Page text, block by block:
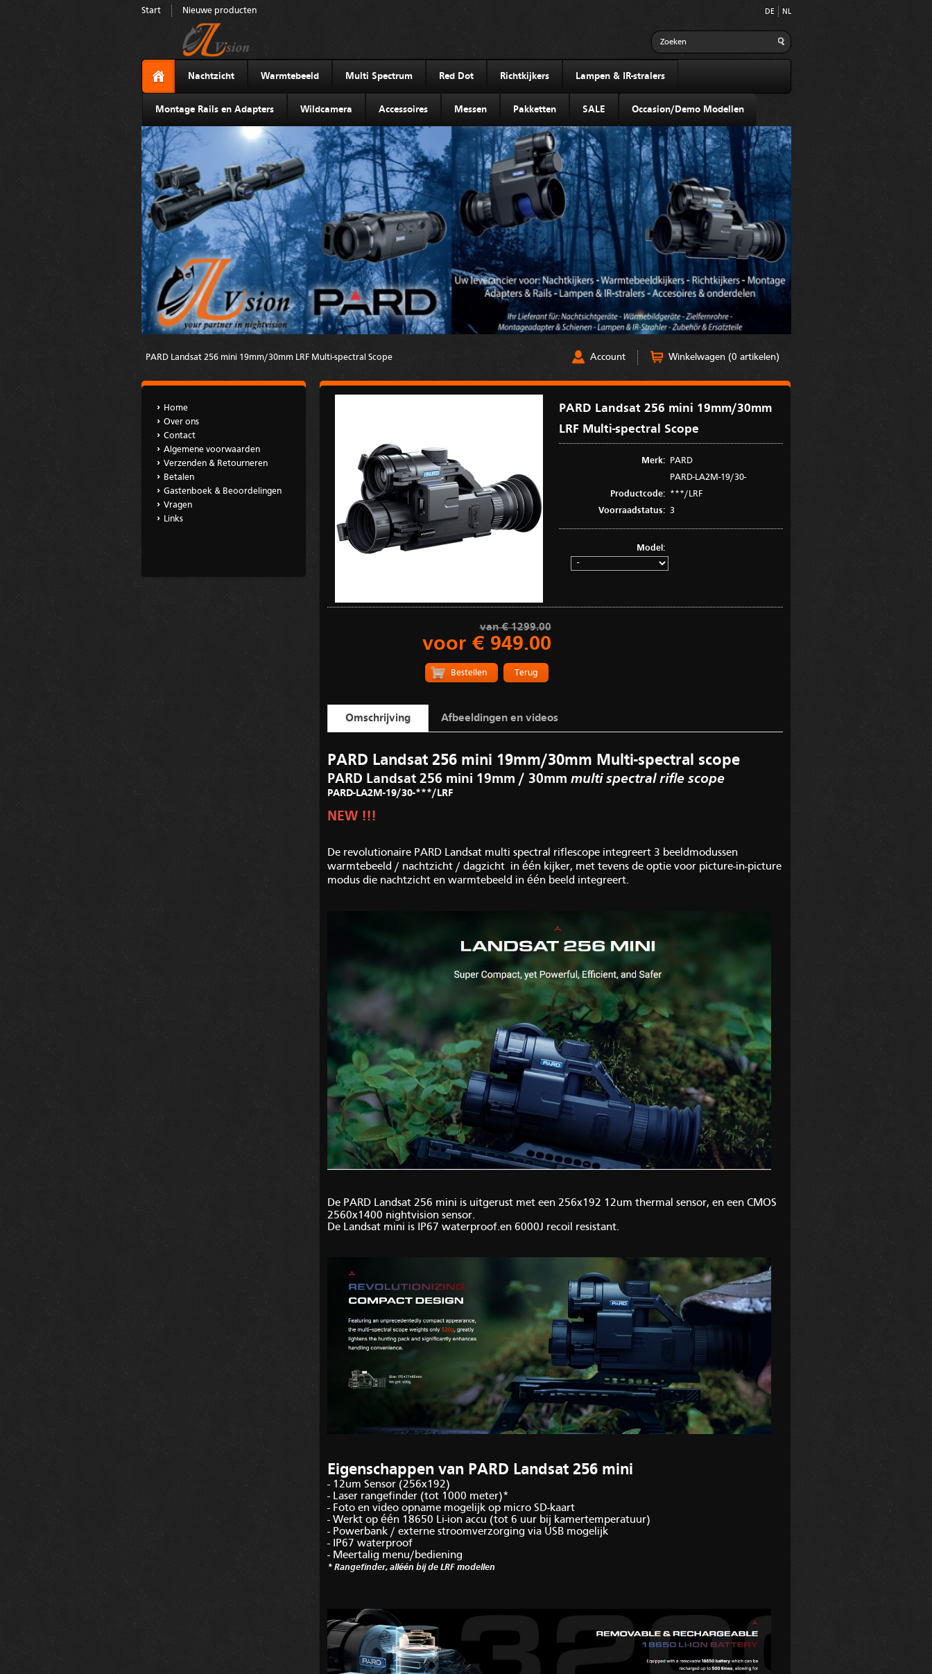
Start Nieuwe producten DE NL
Nachtzicht Warmtebeeld Multi Spectrum Red Dot Richtkijkers Lampen & IR-stralers
Montage Rails en Adapters Wildcamera Accessoires Messen Pakketten SALE Occasion/Demo Modellen
PARD Landsat 256 mini 19mm/30mm LRF Multi-spectral Scope Account Winkelwagen (0 artikelen)
Home
Over ons
Contact
Algemene voorwaarden
Verzenden & Retourneren
Betalen
Gastenboek & Beoordelingen
Vragen
Links
PARD Landsat 256 mini 19mm/30mm
LRF Multi-spectral Scope
Merk: PARD
Productcode:
PARD-LA2M-19/30-
***/LRF
Voorraadstatus: 3
Model:
van € 1299.00
voor € 949.00
Terug
Omschrijving Afbeeldingen en videos
PARD Landsat 256 mini 19mm/30mm Multi-spectral scope
PARD Landsat 256 mini 19mm / 30mm multi spectral rifle scope
PARD-LA2M-19/30-***/LRF
NEW !!!
De revolutionaire PARD Landsat multi spectral riflescope integreert 3 beeldmodussen
warmtebeeld / nachtzicht / dagzicht in één kijker, met tevens de optie voor picture-in-picture
modus die nachtzicht en warmtebeeld in één beeld integreert.
De PARD Landsat 256 mini is uitgerust met een 256x192 12um thermal sensor, en een CMOS
2560x1400 nightvision sensor.
De Landsat mini is IP67 waterproof.en 6000J recoil resistant.
Eigenschappen van PARD Landsat 256 mini
- 12um Sensor (256x192)
- Laser rangefinder (tot 1000 meter)*
- Foto en video opname mogelijk op micro SD-kaart
- Werkt op één 18650 Li-ion accu (tot 6 uur bij kamertemperatuur)
- Powerbank / externe stroomverzorging via USB mogelijk
- IP67 waterproof
- Meertalig menu/bediening
* Rangefinder, alléén bij de LRF modellen